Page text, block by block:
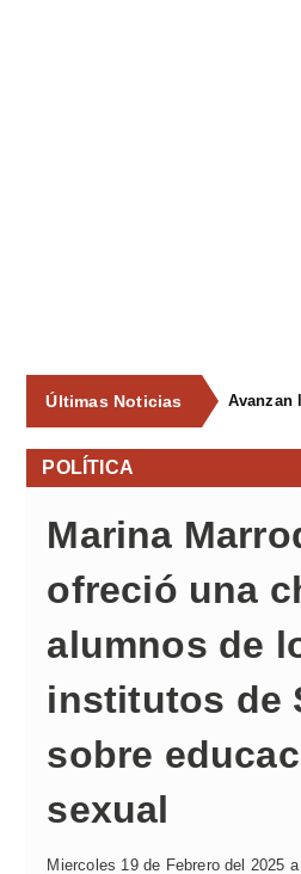
Últimas Noticias
POLÍTICA
Marina
ofreció una
alumnos de
institutos de
sobre
sexual
Miercoles 19 de Febrero del 2025